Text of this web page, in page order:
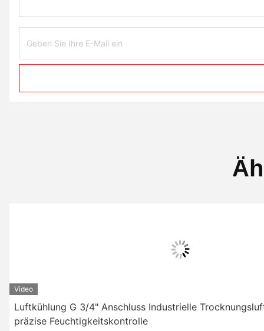
Video
Luftkühlung G 3/4" Anschluss Industrielle
präzise Feuchtigkeitskontrolle